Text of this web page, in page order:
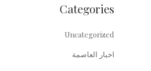
Categories
Uncategorized
اخبار العاصمة